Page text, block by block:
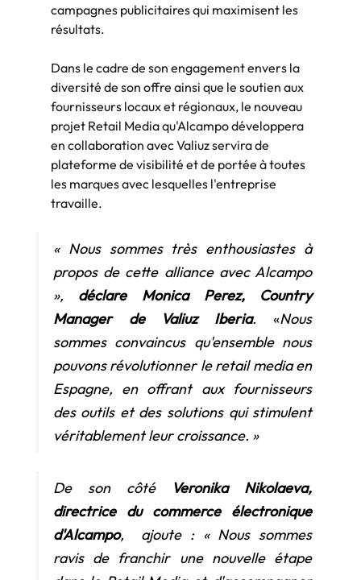
campagnes publicitaires qui maximisent les
résultats.
Dans le cadre de son engagement envers la
diversité de son offre ainsi que le soutien aux
fournisseurs locaux et régionaux, le nouveau
projet Retail Media qu'Alcampo développera
en collaboration avec Valiuz servira de
plateforme de visibilité et de portée à toutes
les marques avec lesquelles l'entreprise
travaille.
« Nous sommes très enthousiastes à
propos de cette alliance avec Alcampo
»,
déclare Monica Perez, Country
Manager de Valiuz Iberia. «Nous
sommes convaincus qu'ensemble nous
pouvons révolutionner le retail media en
Espagne, en offrant aux fournisseurs
des outils et des solutions qui stimulent
véritablement leur croissance. »
De son côté
Veronika Nikolaeva,
directrice du commerce électronique
d'Alcampo,
ajoute : « Nous sommes
ravis de franchir une nouvelle étape